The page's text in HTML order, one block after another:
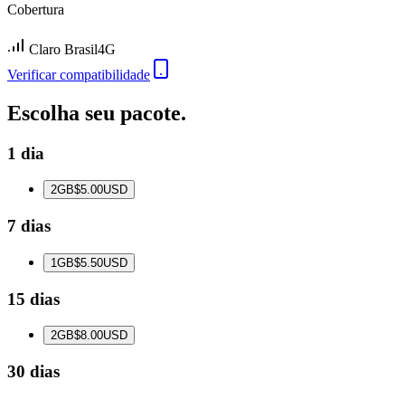
Cobertura
Claro Brasil4G
Verificar compatibilidade
Escolha seu pacote.
1 dia
2GB$5.00USD
7 dias
1 GB$5.50USD
15 dias
2GB$8.00USD
30 dias